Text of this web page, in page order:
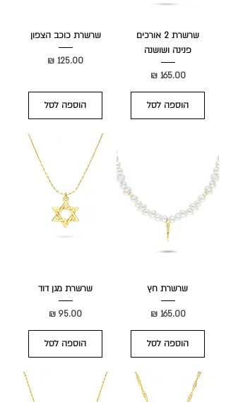
שרשרת 2 אורכים
פנינה ושושנה
מחיר‏165.00 ‏₪
הוספה לסל
שרשרת כוכב הצפון
מחיר
הוספה לסל
שרשרת חץ
מחיר‏165.00 ‏₪
הוספה לסל
שרשרת מגן דוד
מחיר
הוספה לסל